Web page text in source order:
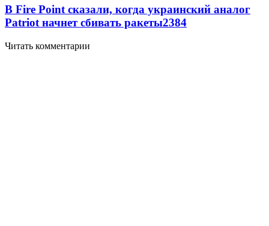
В Fire Point сказали, когда украинский аналог
Patriot начнет сбивать ракеты2384
Читать комментарии